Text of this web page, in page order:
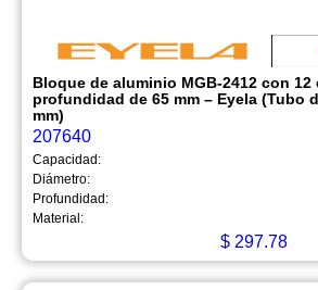
Bloque de aluminio MGB-2412 con
profundidad de 65 mm – Eyela (Tubo
mm)
207640
Capacidad:
Diámetro:
Profundidad:
Material:
$ 297.78